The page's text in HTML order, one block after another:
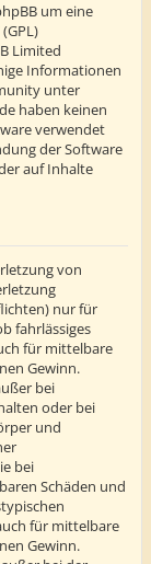
um eine
(GPL)
Limited
Informationen
unter
haben keinen
verwendet
der Software
auf Inhalte
von
nur für
fahrlässiges
für mittelbare
Gewinn.
bei
oder bei
und
bei
Schäden und
für mittelbare
Gewinn.